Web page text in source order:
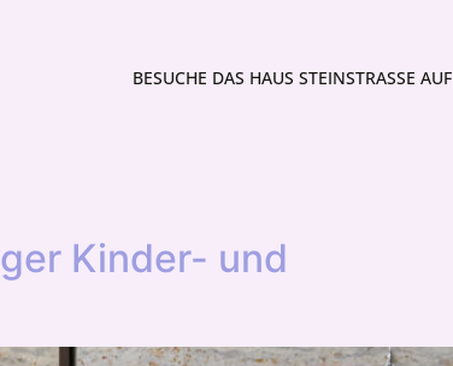
BESUCHE DAS HAUS STEINSTRASSE AUF:
Kinder- und